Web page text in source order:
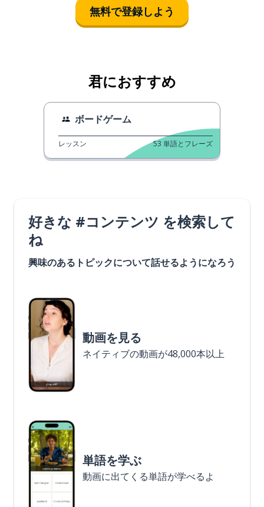
無料で登録しよう
君におすすめ
ボードゲーム
レッスン 53 単語とフレーズ
好きな #コンテンツ を検索して
ね
興味のあるトピックについて話せるようになろう
動画を見る
ネイティブの動画が48,000本以上
単語を学ぶ
動画に出てくる単語が学べるよ